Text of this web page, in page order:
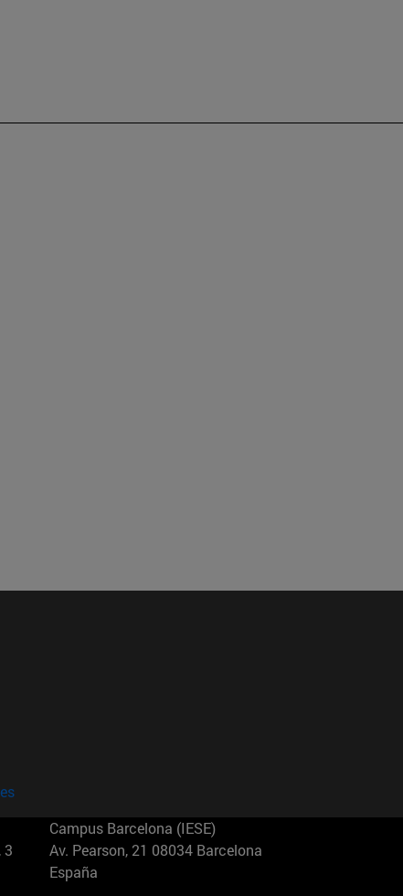
3
Campus Barcelona (IESE)
Av. Pearson, 21 08034 Barcelona
España